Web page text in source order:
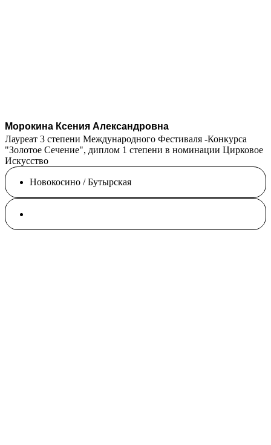
Морокина Ксения Александровна
Лауреат 3 степени Международного Фестиваля -Конкурса
"Золотое Сечение", диплом 1 степени в номинации Цирковое
Искусство
Новокосино / Бутырская